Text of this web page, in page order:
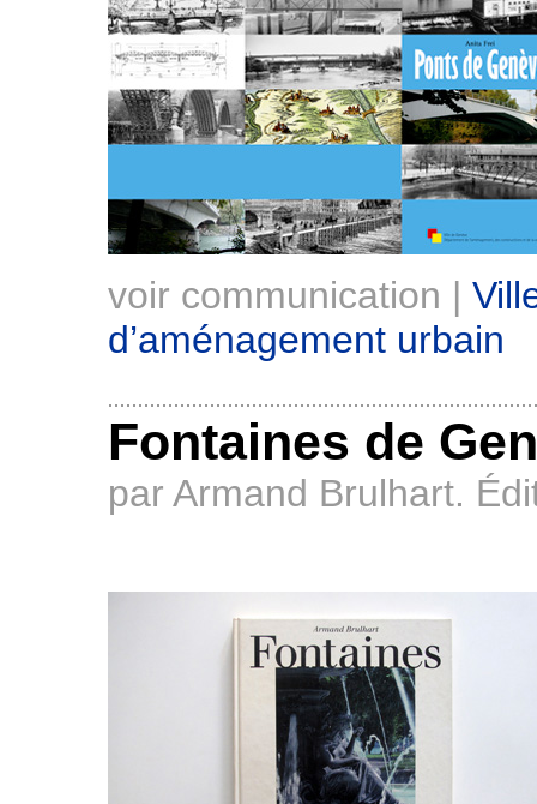
voir communication |
d’aménagement urbain
Fontaines de
par Armand Brulhart.